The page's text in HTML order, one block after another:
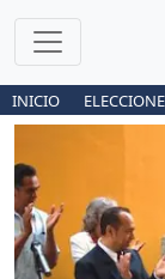
INICIO